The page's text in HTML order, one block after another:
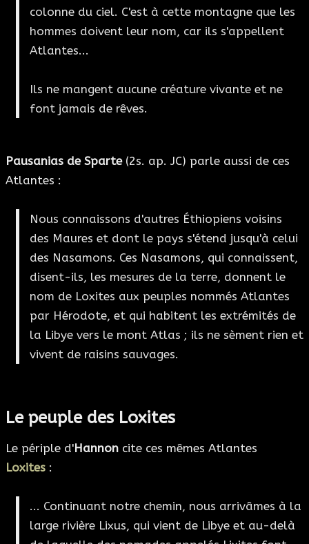
colonne du ciel. C'est à cette montagne que les
hommes doivent leur nom, car ils s'appellent
Atlantes...
Ils ne mangent aucune créature vivante et ne
font jamais de rêves.
Pausanias de Sparte(2s. ap. JC) parle aussi de ces
Atlantes :
Nous connaissons d'autres Éthiopiens voisins
des Maures et dont le pays s'étend jusqu'à celui
des Nasamons. Ces Nasamons, qui connaissent,
disent-ils, les mesures de la terre, donnent le
nom de Loxites aux peuples nommés Atlantes
par Hérodote, et qui habitent les extrémités de
la Libye vers le mont Atlas ; ils ne sèment rien et
vivent de raisins sauvages.
Le peuple des Loxites
Le périple d'Hannon cite ces mêmes Atlantes
Loxites :
... Continuant notre chemin, nous arrivâmes à la
large rivière Lixus, qui vient de Libye et au-delà